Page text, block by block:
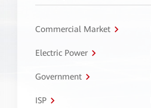
Commercial Market
Electric Power
Government
ISP